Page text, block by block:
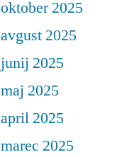
oktober 2025
avgust 2025
junij 2025
maj 2025
april 2025
marec 2025